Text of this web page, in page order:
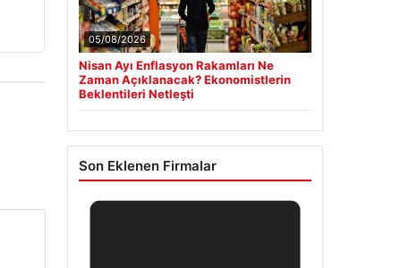
05/08/2026
Nisan Ayı Enflasyon Rakamları Ne
Zaman Açıklanacak? Ekonomistlerin
Beklentileri Netleşti
Son Eklenen Firmalar